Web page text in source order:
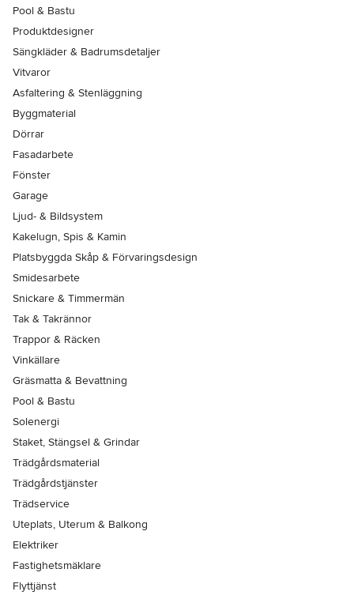
Pool & Bastu
Produktdesigner
Sängkläder & Badrumsdetaljer
Vitvaror
Asfaltering & Stenläggning
Byggmaterial
Dörrar
Fasadarbete
Fönster
Garage
Ljud- & Bildsystem
Kakelugn, Spis & Kamin
Platsbyggda Skåp & Förvaringsdesign
Smidesarbete
Snickare & Timmermän
Tak & Takrännor
Trappor & Räcken
Vinkällare
Gräsmatta & Bevattning
Pool & Bastu
Solenergi
Staket, Stängsel & Grindar
Trädgårdsmaterial
Trädgårdstjänster
Trädservice
Uteplats, Uterum & Balkong
Elektriker
Fastighetsmäklare
Flyttjänst